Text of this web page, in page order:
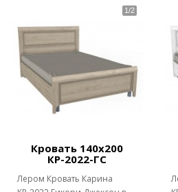
Кровать 140х200
КР-2022-ГС
Лером Кровать Карина